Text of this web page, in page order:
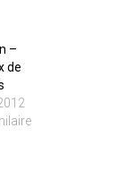
–
de